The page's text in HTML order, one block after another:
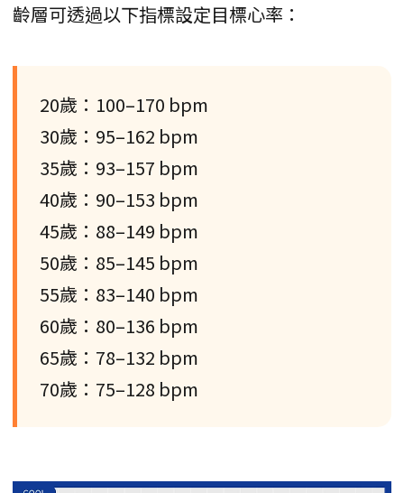
齡層可透過以下指標設定目標心率：
20歲：100–170 bpm
30歲：95–162 bpm
35歲：93–157 bpm
40歲：90–153 bpm
45歲：88–149 bpm
50歲：85–145 bpm
55歲：83–140 bpm
60歲：80–136 bpm
65歲：78–132 bpm
70歲：75–128 bpm